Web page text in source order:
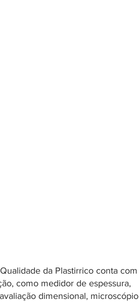
da Plastirrico conta com
como medidor de espessura,
dimensional, microscópio